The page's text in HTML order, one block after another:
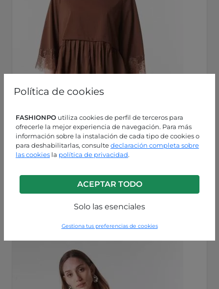
Política de cookies
FASHIONPO utiliza cookies de perfil de terceros para
ofrecerle la mejor experiencia de navegación. Para más
información sobre la instalación de cada tipo de cookies o
para deshabilitarlas, consultedeclaración completa sobre
las cookies la política de privacidad.
ACEPTAR TODO
Solo las esenciales
Gestiona tus preferencias de cookies
Marrón